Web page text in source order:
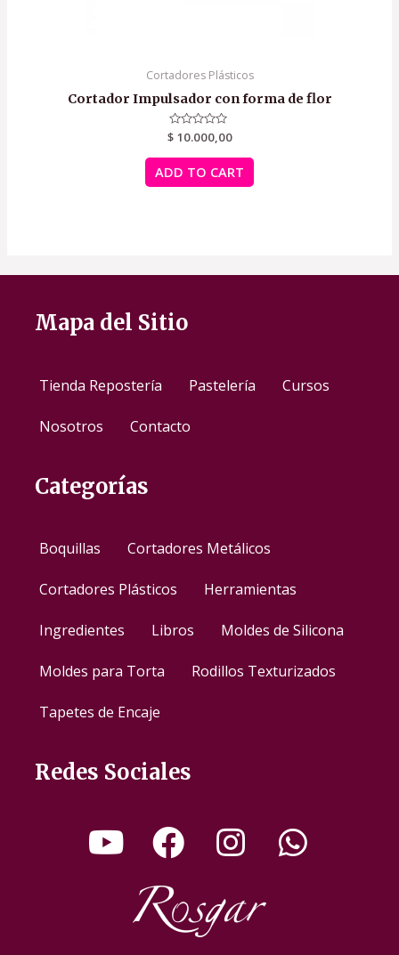
Cortadores Plásticos
Cortador Impulsador con forma de flor
Rated
out
of
5
$10.000,00
ADD TO CART
Mapa del Sitio
Tienda Repostería Pastelería Cursos
Nosotros Contacto
Categorías
Boquillas Cortadores Metálicos
Cortadores Plásticos Herramientas
Ingredientes Libros Moldes de Silicona
Moldes para Torta Rodillos Texturizados
Tapetes de Encaje
Redes Sociales